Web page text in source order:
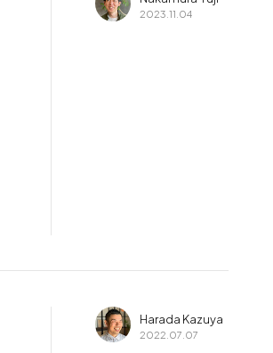
2023.11.04
Harada Kazuya
2022.07.07